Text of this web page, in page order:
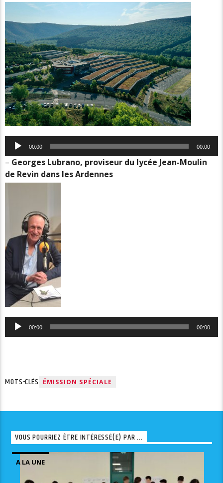
Lecteur
audio
00:00 00:00
– Georges Lubrano, proviseur du lycée Jean-Moulin
de Revin dans les Ardennes
Lecteur
audio
00:00 00:00
MOTS-CLÉS ÉMISSION SPÉCIALE
VOUS POURRIEZ ÊTRE INTÉRESSÉ(E) PAR ...
A LA UNE